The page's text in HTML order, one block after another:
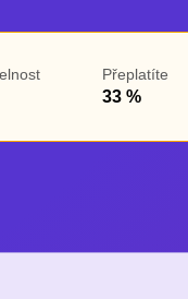
Přeplatíte
33 %